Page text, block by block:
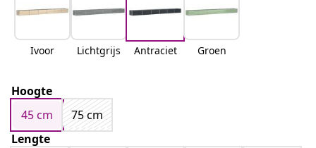
Ivoor Lichtgrijs Antraciet Groen
Hoogte
45 cm
75 cm
Lengte